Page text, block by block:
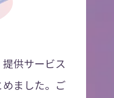
供サービス
ました。ご